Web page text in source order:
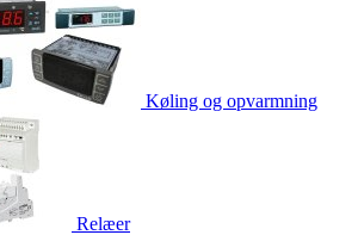
Køling og opvarmning
Relæer